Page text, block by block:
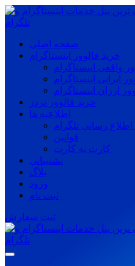
صفحه اصلی
خرید فالوور اینستاگرام
واقعی اینستاگرام
ایرانی اینستاگرام
ارزان اینستاگرام
خرید فالوور تردز
اطلاعیه ها
اطلاع رسانی تلگرام
قوانین
کارت به کارت
پشتیبانی
بلاگ
ورود
ثبت نام
ثبت سفارش